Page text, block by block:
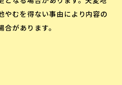
やむを得ない事由により内容の
があります。